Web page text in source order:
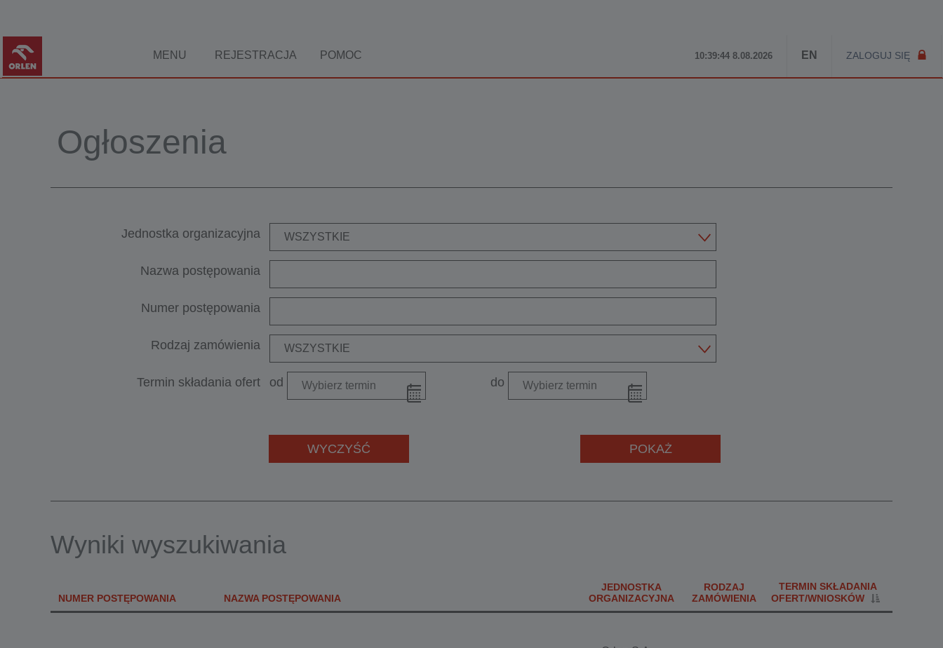
ZALOGUJ SIĘ
EN
10:39:44 8.08.2026
MENU REJESTRACJA POMOC
Ogłoszenia
Jednostka organizacyjna WSZYSTKIE
Nazwa postępowania
Numer postępowania
Rodzaj zamówienia WSZYSTKIE
Termin składania ofert od do
WYCZYŚĆ POKAŻ
Wyniki wyszukiwania
NUMER POSTĘPOWANIA NAZWA POSTĘPOWANIA
JEDNOSTKA
ORGANIZACYJNA
RODZAJ
ZAMÓWIENIA
TERMIN SKŁADANIA
OFERT/WNIOSKÓW